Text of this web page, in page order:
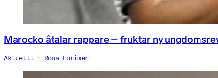
Marocko åtalar rappare – fruktar ny
Aktuellt Rona Lorimer